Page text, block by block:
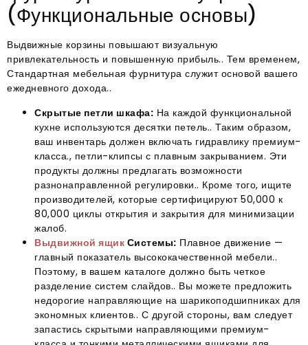
(Функциональные основы)
Выдвижные корзины повышают визуальную
привлекательность и повышенную прибыль.. Тем временем,
Стандартная мебельная фурнитура служит основой вашего
ежедневного дохода..
Скрытые петли шкафа: На каждой функциональной
кухне используются десятки петель.. Таким образом,
ваш инвентарь должен включать гидравлику премиум-
класса., петли-клипсы с плавным закрыванием. Эти
продукты должны предлагать возможности
разнонаправленной регулировки.. Кроме того, ищите
производителей, которые сертифицируют 50,000 к
80,000 циклы открытия и закрытия для минимизации
жалоб.
Выдвижной ящик Системы: Плавное движение —
главный показатель высококачественной мебели..
Поэтому, в вашем каталоге должно быть четкое
разделение систем слайдов.. Вы можете предложить
недорогие направляющие на шарикоподшипниках для
экономных клиентов.. С другой стороны, вам следует
запастись скрытыми направляющими премиум-